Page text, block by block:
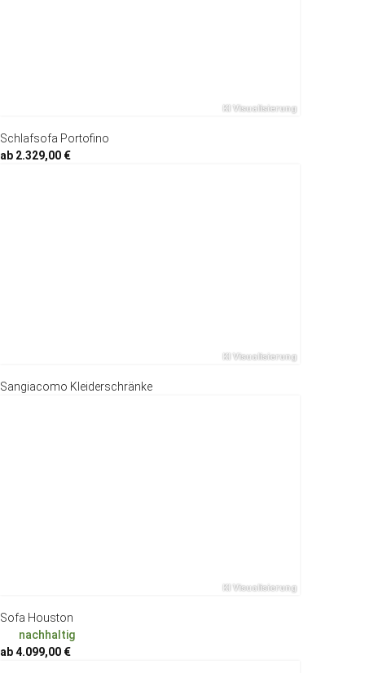
Schlafsofa Portofino
ab 2.329,00 €
Sangiacomo Kleiderschränke
Sofa Houston
nachhaltig
ab 4.099,00 €